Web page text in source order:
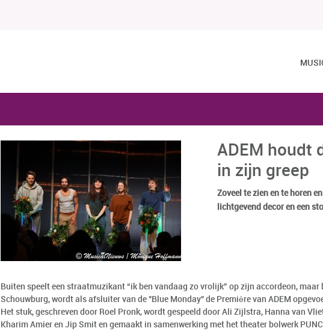
ADEM houdt
in zijn greep
Zoveel te zien en te horen
lichtgevend decor en een
Buiten speelt een straatmuzikant “ik ben vandaag zo vrolijk” op zijn accordeon, maar
Schouwburg, wordt als afsluiter van de "Blue Monday" de Première van ADEM
Het stuk, geschreven door Roel Pronk, wordt gespeeld door Ali Zijlstra, Hanna van
Kharim Amier en Jip Smit en gemaakt in samenwerking met het theater bolwerk